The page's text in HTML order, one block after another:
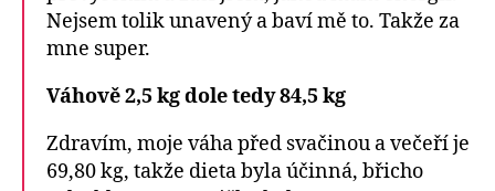
Nejsem tolik unavený a baví mě to. Takže za
mne super.
Váhově 2,5 kg dole tedy 84,5 kg
Zdravím, moje váha před svačinou a večeří je
69,80 kg, takže dieta byla účinná, břicho